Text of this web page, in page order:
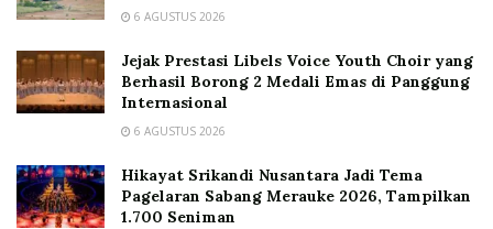
6 AGUSTUS 2026
Jejak Prestasi Libels Voice Youth Choir yang
Berhasil Borong 2 Medali Emas di Panggung
Internasional
6 AGUSTUS 2026
Hikayat Srikandi Nusantara Jadi Tema
Pagelaran Sabang Merauke 2026, Tampilkan
1.700 Seniman